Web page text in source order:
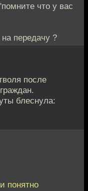
что у вас
передачу ?
после
блеснула:
понятно